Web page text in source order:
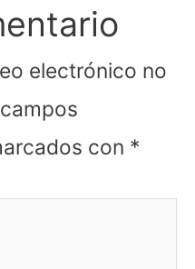
electrónico no
con *